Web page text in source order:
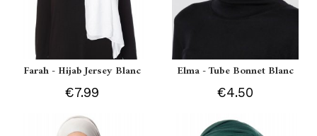
Farah - Hijab Jersey Blanc
€7.99
Elma - Tube Bonnet Blanc
€4.50